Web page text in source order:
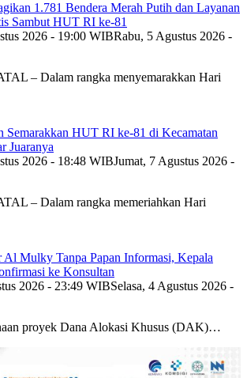
1.781 Bendera Merah Putih dan Layanan
Sambut HUT RI ke-81
2026 - 19:00 WIBRabu, 5 Agustus 2026 -
– Dalam rangka menyemarakkan Hari
Semarakkan HUT RI ke-81 di Kecamatan
Juaranya
2026 - 18:48 WIBJumat, 7 Agustus 2026 -
– Dalam rangka memeriahkan Hari
Mulky Tanpa Papan Informasi, Kepala
ke Konsultan
2026 - 23:49 WIBSelasa, 4 Agustus 2026 -
proyek Dana Alokasi Khusus (DAK)…